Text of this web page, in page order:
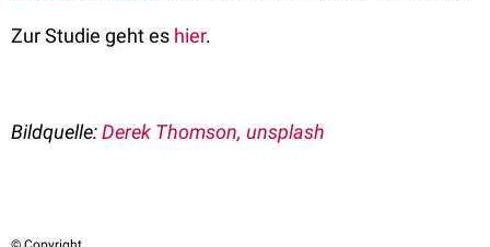
Zur Studie geht es hier.
Bildquelle:Derek Thomson, unsplash